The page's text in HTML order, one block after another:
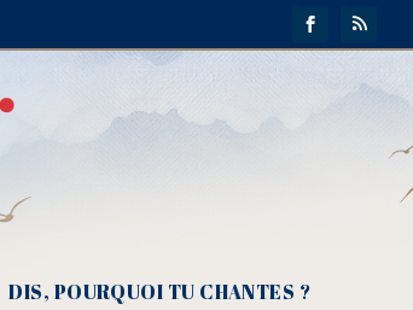
DIS, POURQUOI TU CHANTES ?